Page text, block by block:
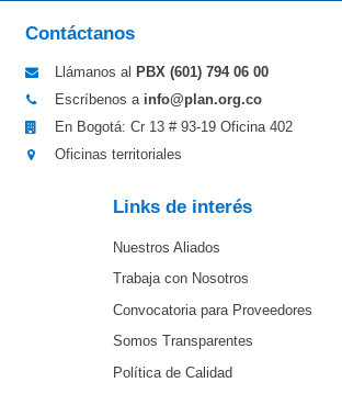
Contáctanos
Llámanos al PBX (601) 794 06 00
Escríbenos a info@plan.org.co
En Bogotá: Cr 13 # 93-19 Oficina 402
Oficinas territoriales
Links de interés
Nuestros Aliados
Trabaja con Nosotros
Convocatoria para Proveedores
Somos Transparentes
Política de Calidad